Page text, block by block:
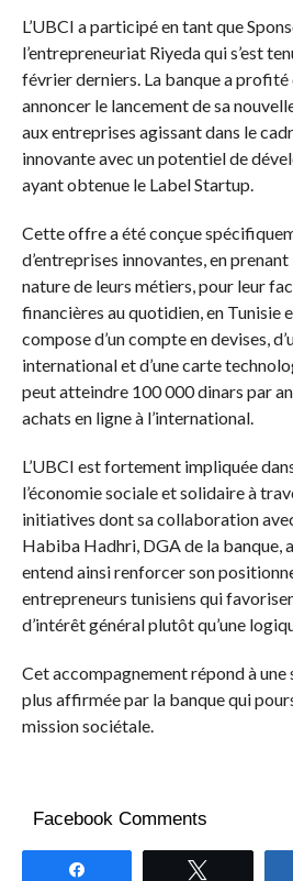
L’UBCI a participé en tant que
l’entrepreneuriat Riyeda qui s’est
février derniers. La banque a
annoncer le lancement de sa
aux entreprises agissant dans le
innovante avec un potentiel de
ayant obtenue le Label Startup.
Cette offre a été conçue
d’entreprises innovantes, en
nature de leurs métiers, pour leur
financières au quotidien, en Tunisie
compose d’un compte en devises,
international et d’une carte
peut atteindre 100 000 dinars par
achats en ligne à l’international.
L’UBCI est fortement impliquée
l’économie sociale et solidaire à
initiatives dont sa collaboration avec
Habiba Hadhri, DGA de la banque,
entend ainsi renforcer son
entrepreneurs tunisiens qui
d’intérêt général plutôt qu’une
Cet accompagnement répond à une
plus affirmée par la banque qui
mission sociétale.
Facebook Comments